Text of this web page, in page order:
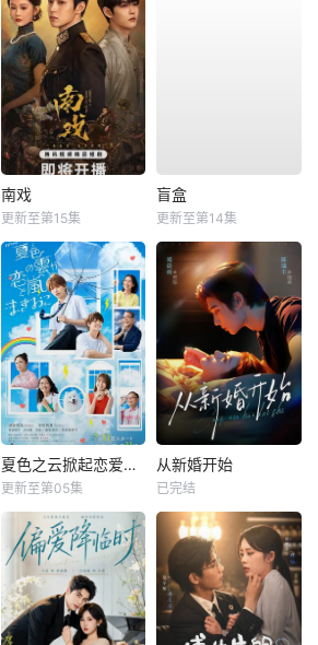
南戏
更新至第15集
盲盒
更新至第14集
夏色之云掀起恋爱与风暴
更新至第05集
从新婚开始
已完结